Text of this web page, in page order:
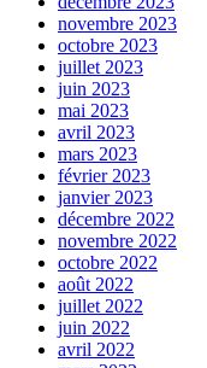
novembre 2023
octobre 2023
juillet 2023
juin 2023
mai 2023
avril 2023
mars 2023
février 2023
janvier 2023
décembre 2022
novembre 2022
octobre 2022
août 2022
juillet 2022
juin 2022
avril 2022